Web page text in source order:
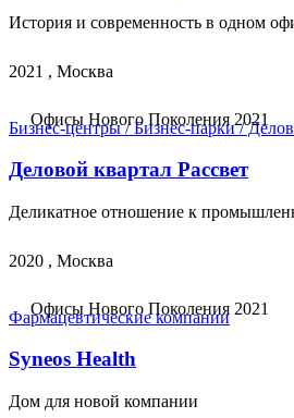
История и современность в одном
2021 , Москва
Офисы Нового Поколения 2021
Бизнес-центры / Бизнес-парки /
Деловой квартал Рассвет
Деликатное отношение к
2020 , Москва
Офисы Нового Поколения 2021
Фармацевтические компании
Syneos Health
Дом для новой компании